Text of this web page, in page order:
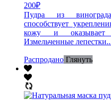
200₽
Пудра из винограда
способствует
кожу и оказывает
Измельченные
Распродано Глянуть